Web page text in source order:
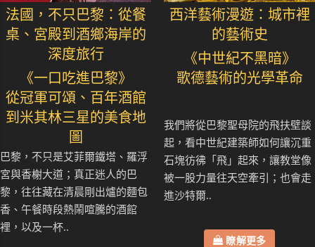
法國，不只巴黎：從餐
桌、宮殿到酒鄉海岸的
深度旅行
《一口吃進巴黎》
從冠軍可頌、百年酒館
到米其林三星的美食地
圖
巴黎，不只是艾菲爾鐵塔、羅浮
宮與香榭大道；真正迷人的巴
黎，往往藏在清晨剛出爐的麵包
香、午餐時段熱鬧喧騰的酒館
裡，以及一杯..
西洋藝術漫遊：城市裡
的藝術史
《中世紀不黑暗》
歌德藝術的光學革命
我們將從巴黎聖母院的飛扶壁談
起，看中世紀建築師如何讓沉重
石塊彷彿「飛」起來，讓教堂像
被一股力量往天空牽引；也會走
進沙特爾..
瞭解更多